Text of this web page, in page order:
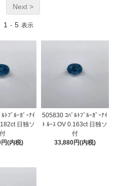
Next >
1 - 5 表示
ﾄﾌﾞﾙｰｶﾞｰﾅｲ
日独ソ
付
(内税)
505830 ｺﾊﾞﾙﾄﾌﾞﾙｰｶﾞｰﾅｲ
ﾄ ﾙｰｽ OV 0.163ct 日独ソ
付
33,880円(内税)